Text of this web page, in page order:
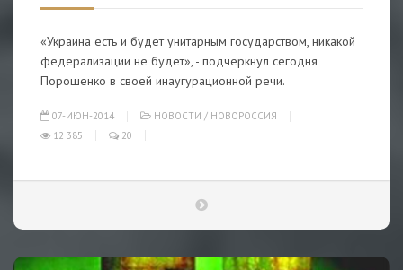
«Украина есть и будет унитарным государством, никакой
федерализации не будет», - подчеркнул сегодня
Порошенко в своей инаугурационной речи.
07-ИЮН-2014 НОВОСТИ / НОВОРОССИЯ
12 385
20